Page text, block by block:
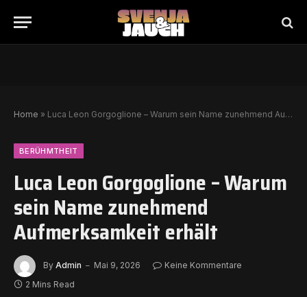
Home » Luca Leon Gorgoglione – Warum sein Name zunehmend Aufmerksamkeit erhält
BERÜHMTHEIT
Luca Leon Gorgoglione – Warum
sein Name zunehmend
Aufmerksamkeit erhält
By Admin Mai 9, 2026
Keine Kommentare
2 Mins Read